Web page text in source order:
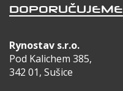
DOPORUČUJEME
Rynostav s.r.o.
Pod Kalichem 385,
342 01, Sušice